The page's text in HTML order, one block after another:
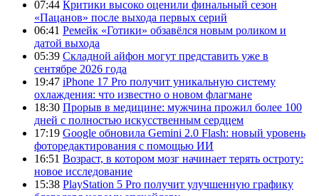
07:44 Критики высоко оценили финальный сезон
«Пацанов» после выхода первых серий
06:41 Ремейк «Готики» обзавёлся новым роликом и
датой выхода
05:39 Складной айфон могут представить уже в
сентябре 2026 года
19:47 iPhone 17 Pro получит уникальную систему
охлаждения: что известно о новом флагмане
18:30 Прорыв в медицине: мужчина прожил более 100
дней с полностью искусственным сердцем
17:19 Google обновила Gemini 2.0 Flash: новый уровень
фоторедактирования с помощью ИИ
16:51 Возраст, в котором мозг начинает терять остроту:
новое исследование
15:38 PlayStation 5 Pro получит улучшенную графику